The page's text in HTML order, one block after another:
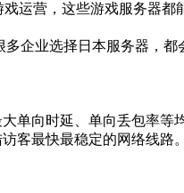
运营，这些游戏服务器都
企业选择日本服务器，都
单向时延、单向丢包率等
客最快最稳定的网络线路。